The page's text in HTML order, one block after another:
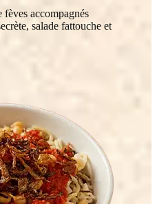
fèves accompagnés
salade fattouche et